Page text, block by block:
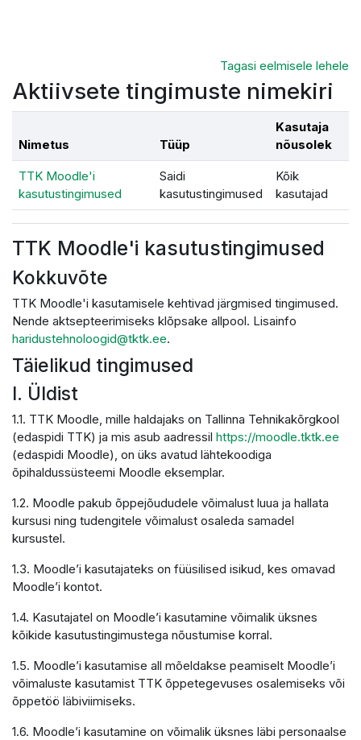
Tagasi eelmisele lehele
Aktiivsete tingimuste nimekiri
Nimetus Tüüp
Kasutaja
nõusolek
TTK Moodle'i
kasutustingimused
Saidi
kasutustingimused
Kõik
kasutajad
TTK Moodle'i kasutustingimused
Kokkuvõte
TTK Moodle'i kasutamisele kehtivad järgmised tingimused.
Nende aktsepteerimiseks klõpsake allpool. Lisainfo
haridustehnoloogid@tktk.ee.
Täielikud tingimused
I. Üldist
1.1. TTK Moodle, mille haldajaks on Tallinna Tehnikakõrgkool
(edaspidi TTK) ja mis asub aadressil https://moodle.tktk.ee
(edaspidi Moodle), on üks avatud lähtekoodiga
õpihaldussüsteemi Moodle eksemplar.
1.2. Moodle pakub õppejõududele võimalust luua ja hallata
kursusi ning tudengitele võimalust osaleda samadel
kursustel.
1.3. Moodle’i kasutajateks on füüsilised isikud, kes omavad
Moodle’i kontot.
1.4. Kasutajatel on Moodle’i kasutamine võimalik üksnes
kõikide kasutustingimustega nõustumise korral.
1.5. Moodle’i kasutamise all mõeldakse peamiselt Moodle’i
võimaluste kasutamist TTK õppetegevuses osalemiseks või
õppetöö läbiviimiseks.
1.6. Moodle’i kasutamine on võimalik üksnes läbi personaalse